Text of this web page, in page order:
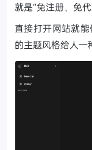
就是“免注册、免
直接打开网站就
的主题风格给人一